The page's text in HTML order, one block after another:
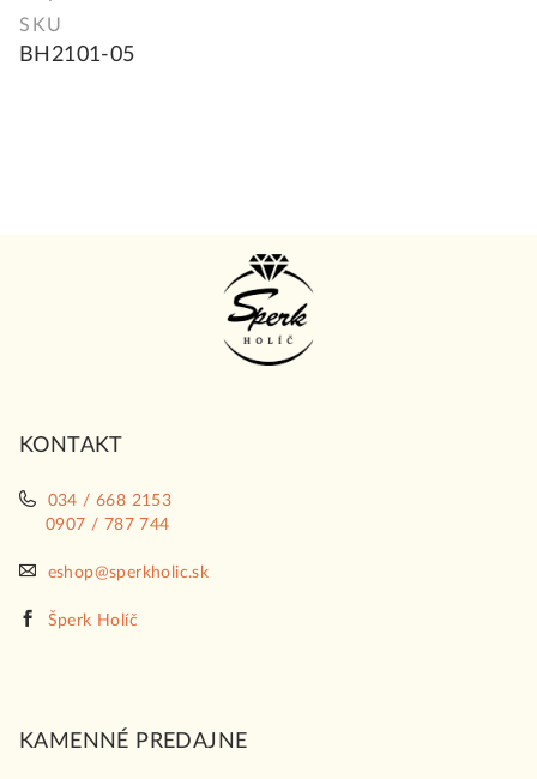
SKU
BH2101-05
KONTAKT
034 / 668 2153
0907 / 787 744
eshop@sperkholic.sk
Šperk Holíč
KAMENNÉ PREDAJNE